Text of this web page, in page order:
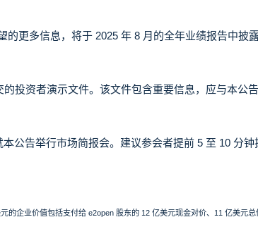
更多信息，将于 2025 年 8 月的全年业绩报告中披露
投资者演示文件。该文件包含重要信息，应与本公告
公告举行市场简报会。建议参会者提前 5 至 10 分
的企业价值包括支付给 e2open 股东的 12 亿美元现金对价、11 亿美元